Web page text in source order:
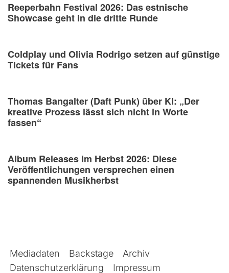
Reeperbahn Festival 2026: Das estnische
Showcase geht in die dritte Runde
Coldplay und Olivia Rodrigo setzen auf günstige
Tickets für Fans
Thomas Bangalter (Daft Punk) über KI: „Der
kreative Prozess lässt sich nicht in Worte
fassen“
Album Releases im Herbst 2026: Diese
Veröffentlichungen versprechen einen
spannenden Musikherbst
Mediadaten Backstage
Archiv
Datenschutzerklärung
Impressum